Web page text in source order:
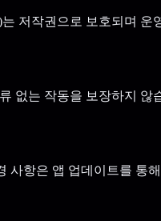
저작권으로 보호되며 운
없는 작동을 보장하지
사항은 앱 업데이트를 통